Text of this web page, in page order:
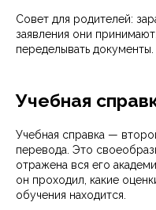
Совет для родителей:
заявления они
переделывать документы.
Учебная
Учебная справка —
перевода. Это
отражена вся его
он проходил, какие
обучения находится.